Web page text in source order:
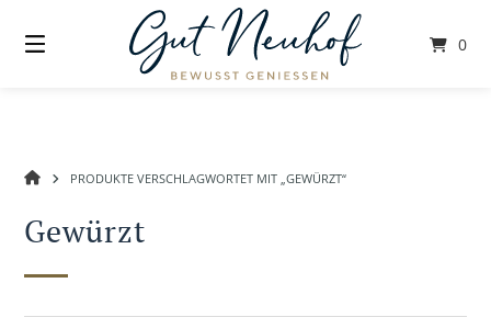
zum
Inhalt
0
GUT
PRODUKTE VERSCHLAGWORTET MIT „GEWÜRZT“
Gewürzt